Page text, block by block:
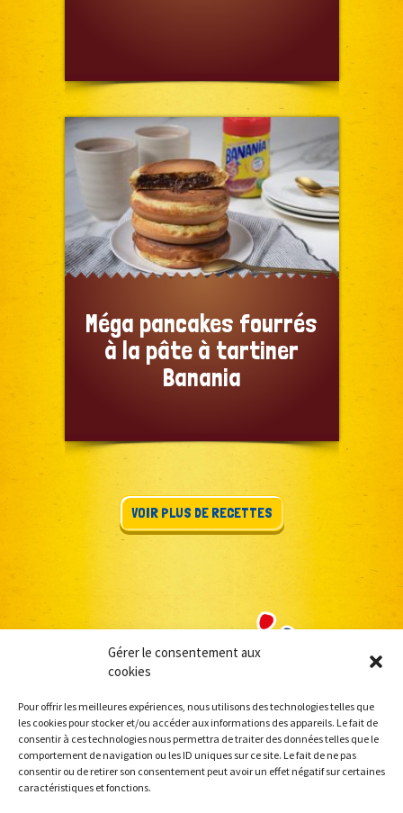
Gérer le consentement aux
cookies
Pour offrir les meilleures expériences, nous utilisons des technologies telles que
les cookies pour stocker et/ou accéder aux informations des appareils. Le fait de
consentir à ces technologies nous permettra de traiter des données telles que le
comportement de navigation ou les ID uniques sur ce site. Le fait de ne pas
consentir ou de retirer son consentement peut avoir un effet négatif sur certaines
caractéristiques et fonctions.
Méga pancakes fourrés
à la pâte à tartiner
Banania
VOIR PLUS DE RECETTES